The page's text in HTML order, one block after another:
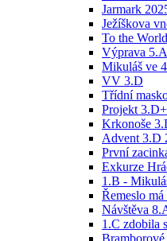
Jarmark
Ježíškova
To the
Výprava
Mikuláš ve
VV 3.D
Třídní
Projekt
Krkonoše
Advent 3.D
První
Exkurze
1.B -
Řemeslo
Návštěva
1.C zdobila